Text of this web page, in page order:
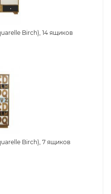
Birch), 14 ящиков
Birch), 7 ящиков